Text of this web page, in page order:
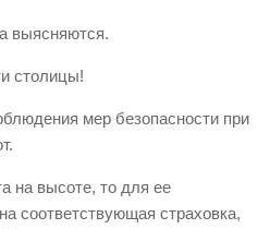
выясняются.
столицы!
мер безопасности при
на высоте, то для ее
соответствующая страховка,